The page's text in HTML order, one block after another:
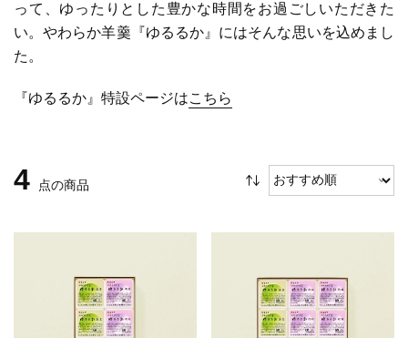
って、ゆったりとした豊かな時間をお過ごしいただきた
い。やわらか羊羹『ゆるるか』にはそんな思いを込めまし
た。
『ゆるるか』特設ページはこちら
4 点の商品